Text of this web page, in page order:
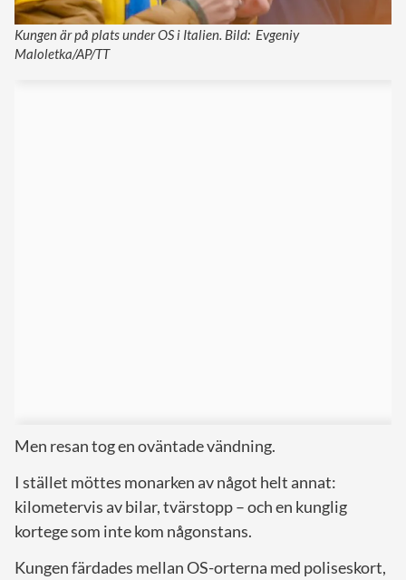
Kungen är på plats under OS i Italien. Bild: Evgeniy
Maloletka/AP/TT
Men resan tog en oväntade vändning.
I stället möttes monarken av något helt annat:
kilometervis av bilar, tvärstopp – och en kunglig
kortege som inte kom någonstans.
Kungen färdades mellan OS-orterna med poliseskort,